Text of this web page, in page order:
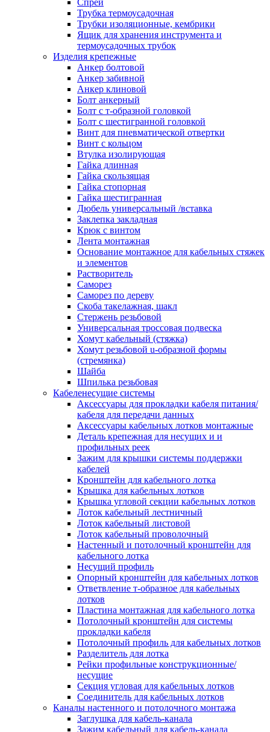
Зажим кабельный для кабель-
Кабель-канал
Кабель-канал напольный
Кабель-канал настенный
Коробка монтажная для
кабель-канала
Коробка распределительная для
кабель-каналов
Крышка для настенного кабель-
Панель лицевая для настенного
канала
Перегородка разделительная для
настенного кабель-канала
Переходник для кабель-канала
Поворот для кабель-канала
Поворот для настенного кабель-
Рамка для ввода настенного
канала в стену/потолок/щит
Соединитель на стык для
кабель-канала
Соединитель/накладка на стык для
кабель-канала
Угол внешний для кабель-канала
Угол внешний для настенного
канала
Угол т-образный для кабель-
Колодки клеммные
Аксессуары для клеммной
Колодка заземления клеммная
Нулевая шина
Одно-многополюсная клеммная
разделительная для клеммной
Проходная клеммная колодка
Торцевая клемма клеммной
Короба кабельные
Короб распределительный
Материал монтажный
Держатель кабельный зажимной
Зажим балочный
Зажим/клипса для крепления труб
Скоба крепежная
Скоба с гвоздем
Соединитель провода
Материалы для подключения
Аксессуары для
коробок/корпусов для монтажа в
и в потолке
Зажим безвинтовой клеммный
Коробка клеммная
Коробка распределительная для
Крышка для распределительной
коробки/корпуса для монтажа в
в потолке
Распределительная коробка/
монтажа в стене и в потолке
Распределительная коробка/
Система электромонтажных колонн
Электромонтажная колонна
Системы ввода для кабелей и проводов
Ввод кабельный/сальник
Уплотнитель для кабельного
Трубка термоусадочная
Трубки изоляционные, кембрики
Ящик для хранения инструмента и
термоусадочных трубок
Изделия крепежные
Анкер болтовой
Анкер забивной
Анкер клиновой
Болт анкерный
Болт с т-образной головкой
Болт с шестигранной головкой
Винт для пневматической отвертки
Винт с кольцом
Втулка изолирующая
Гайка длинная
Гайка скользящая
Гайка стопорная
Гайка шестигранная
Дюбель универсальный /вставка
Заклепка закладная
Крюк с винтом
Лента монтажная
Основание монтажное для кабельных стяжек
и элементов
Растворитель
Саморез
Саморез по дереву
Скоба такелажная, шакл
Стержень резьбовой
Универсальная троссовая подвеска
Хомут кабельный (стяжка)
Хомут резьбовой u-образной формы
(стремянка)
Шайба
Шпилька резьбовая
Кабеленесущие системы
Аксессуары для прокладки кабеля питания/
кабеля для передачи данных
Аксессуары кабельных лотков монтажные
Деталь крепежная для несущих и и
профильных реек
Зажим для крышки системы поддержки
кабелей
Кронштейн для кабельного лотка
Крышка для кабельных лотков
Крышка угловой секции кабельных лотков
Лоток кабельный лестничный
Лоток кабельный листовой
Лоток кабельный проволочный
Настенный и потолочный кронштейн для
кабельного лотка
Несущий профиль
Опорный кронштейн для кабельных лотков
Ответвление т-образное для кабельных
лотков
Пластина монтажная для кабельного лотка
Потолочный кронштейн для системы
прокладки кабеля
Потолочный профиль для кабельных лотков
Разделитель для лотка
Рейки профильные конструкционные/
несущие
Секция угловая для кабельных лотков
Соединитель для кабельных лотков
Каналы настенного и потолочного монтажа
Заглушка для кабель-канала
Зажим кабельный для кабель-канала